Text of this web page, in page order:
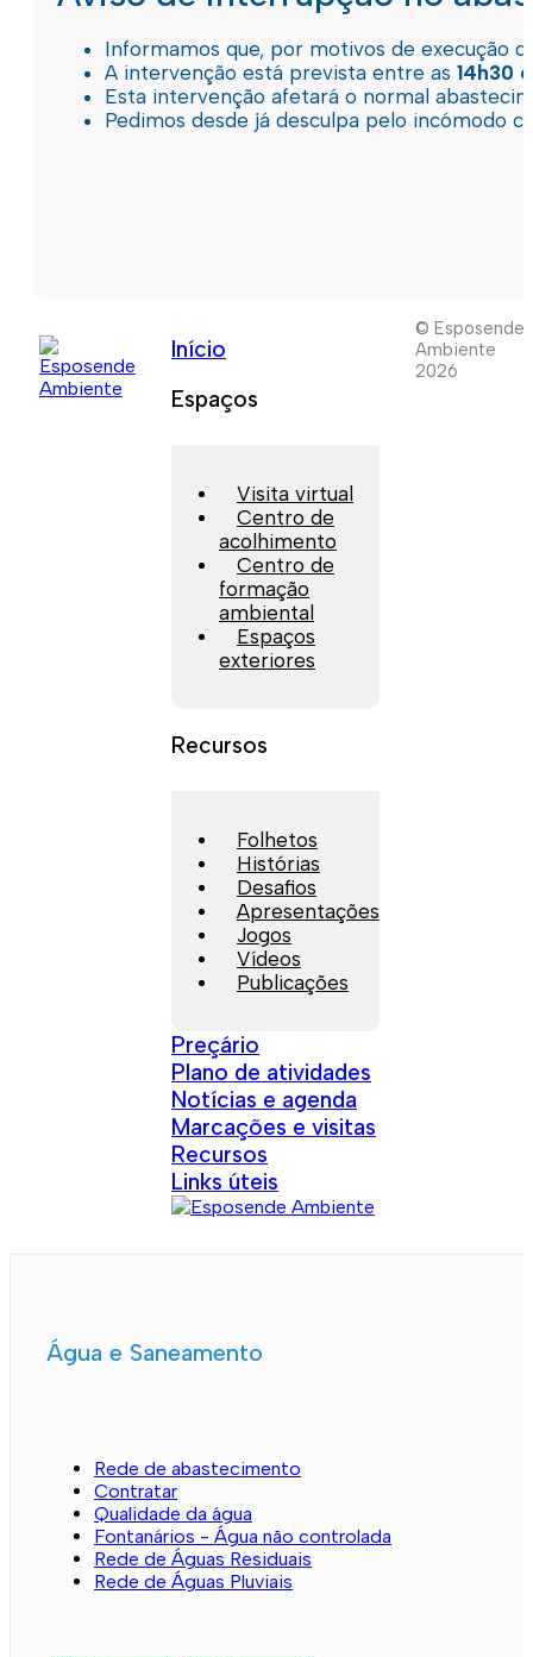
Informamos que, por motivos de execução
A intervenção está prevista entre as 14h30
Esta intervenção afetará o normal
Pedimos desde já desculpa pelo incómodo
Início
Espaços
Visita virtual
Centro de
acolhimento
Centro de
formação
ambiental
Espaços
exteriores
Recursos
Folhetos
Histórias
Desafios
Apresentações
Jogos
Vídeos
Publicações
Preçário
Plano de atividades
Notícias e agenda
Marcações e visitas
Recursos
Links úteis
© Esposende
Ambiente
2026
Água e Saneamento
Rede de abastecimento
Contratar
Qualidade da água
Fontanários - Água não controlada
Rede de Águas Residuais
Rede de Águas Pluviais